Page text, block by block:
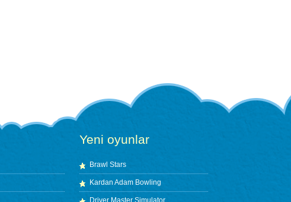
Yeni oyunlar
Brawl Stars
Kardan Adam Bowling
Driver Master Simulator